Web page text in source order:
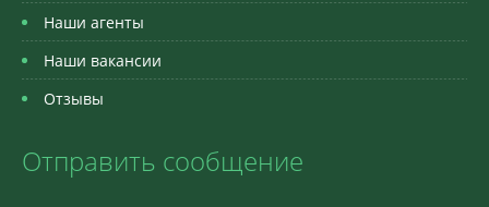
Наши агенты
Наши вакансии
Отзывы
Отправить сообщение